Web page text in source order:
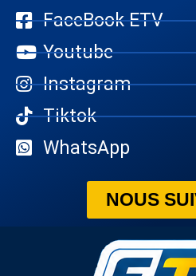
FaceBook ETV
Youtube
Instagram
Tiktok
WhatsApp
NOUS